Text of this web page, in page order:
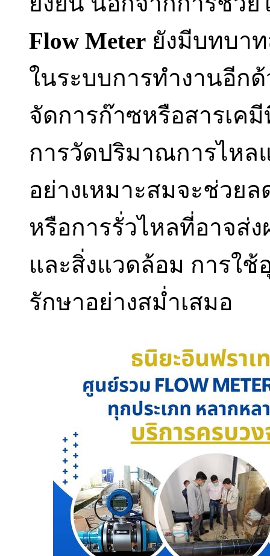
Flow Meter ยังมีบทบา
ในระบบการทำงานอีก
จัดการก๊าซหรือสารเค
การวัดปริมาณการไหล
อย่างเหมาะสมจะช่วย
หรือการรั่วไหลที่อาจส่
และสิ่งแวดล้อม การใ
รักษาอย่างสม่ำเสมอ